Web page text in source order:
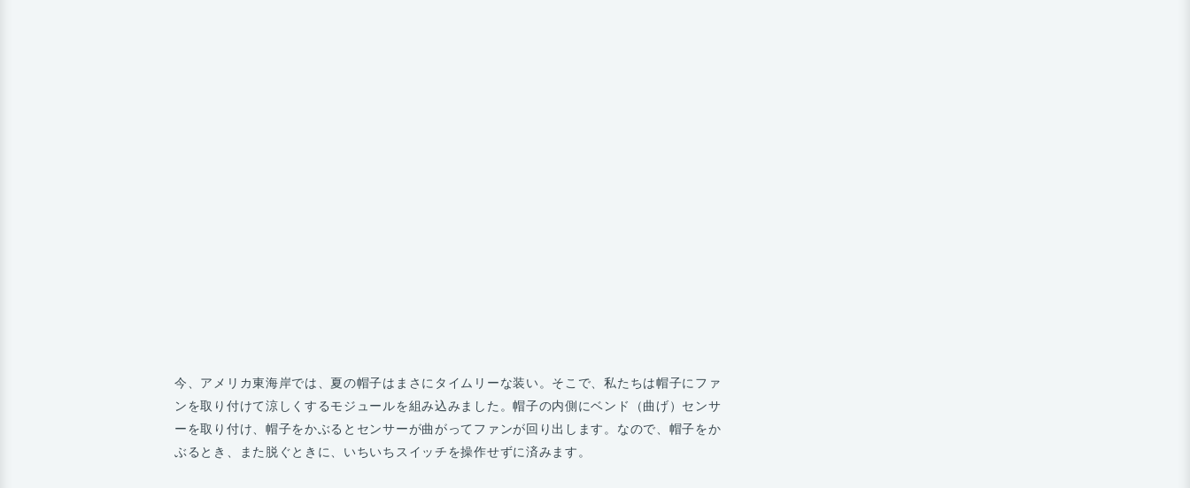
今、アメリカ東海岸では、夏の帽子はまさにタイムリーな装い。そこで、私たちは帽子にファ
ンを取り付けて涼しくするモジュールを組み込みました。帽子の内側にベンド（曲げ）センサ
ーを取り付け、帽子をかぶるとセンサーが曲がってファンが回り出します。なので、帽子をか
ぶるとき、また脱ぐときに、いちいちスイッチを操作せずに済みます。